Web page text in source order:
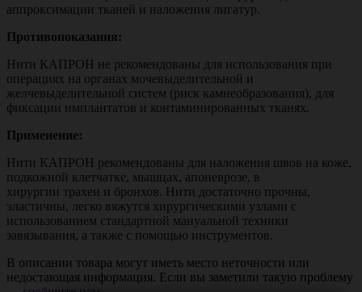
аппроксимации тканей и наложения лигатур.
Противопоказания:
Нити КАПРОН не рекомендованы для использования при
операциях на органах мочевыделительной и
желчевыделительной систем (риск камнеобразования), для
фиксации имплантатов и контаминированных тканях.
Применение:
Нити КАПРОН рекомендованы для наложения швов на коже,
подкожной клетчатке, мышцах, апоневрозе, в
хирургии трахеи и бронхов. Нити достаточно прочны,
эластичны, легко вяжутся хирургическими узлами с
использованием стандартной мануальной техники
завязывания, а также с помощью инструментов.
В описании товара могут иметь место неточности или
недостающая информация. Если вы заметили такую проблему